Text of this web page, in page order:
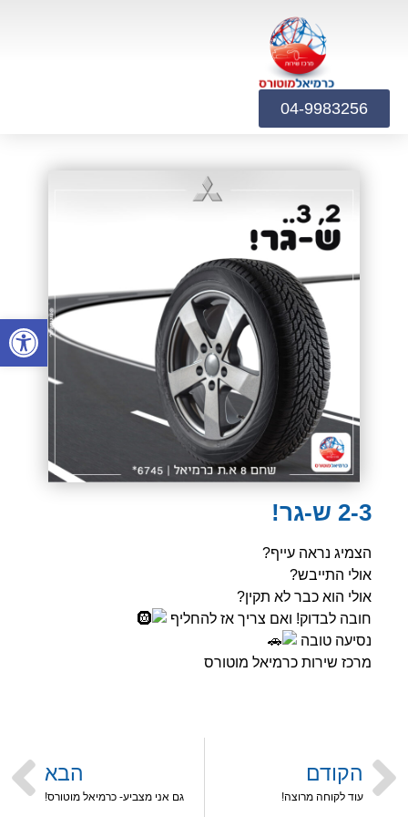
04-9983256
2-3 ש-גר!
הצמיג נראה עייף?
אולי התייבש?
אולי הוא כבר לא תקין?
חובה לבדוק! ואם צריך אז להחליף
נסיעה טובה
מרכז שירות כרמיאל מוטורס
הקודם
עוד לקוחה מרוצה!
הבא
גם אני מצביע- כרמיאל מוטורס!